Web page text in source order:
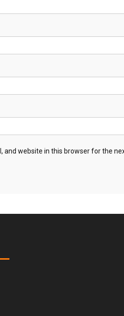
and website in this browser for the